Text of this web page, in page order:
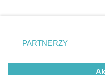
Gliwice
zmienić/wycofać klikając
znajdujący się w lewym
rodzaje przetwarzania
użytkownika, ale masz
PARTNERZY